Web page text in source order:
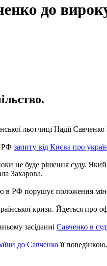
до
льотчиці Надії Савченко
РФ запиту від Києва про
не буде рішення суду.
Захарова.
в РФ порушує положення
кризи. Йдеться про
засіданні Савченко в
до Савченко її